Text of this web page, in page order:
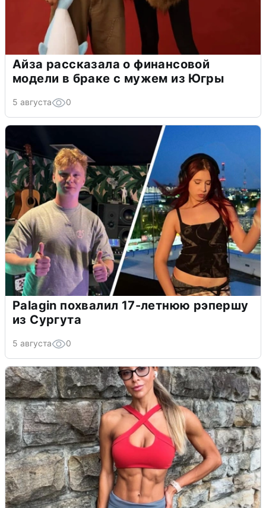
Айза рассказала о финансовой
модели в браке с мужем из Югры
5 августа 0
Palagin похвалил 17-летнюю рэпершу
из Сургута
5 августа 0